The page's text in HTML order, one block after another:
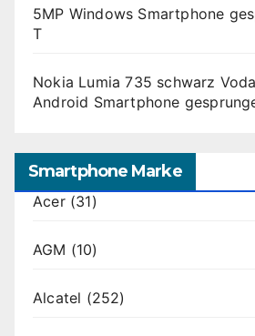
5MP Windows Smartphone
T
Nokia Lumia 735 schwarz
Android Smartphone
Smartphone Marke
Acer(31)
AGM (10)
Alcatel (252)